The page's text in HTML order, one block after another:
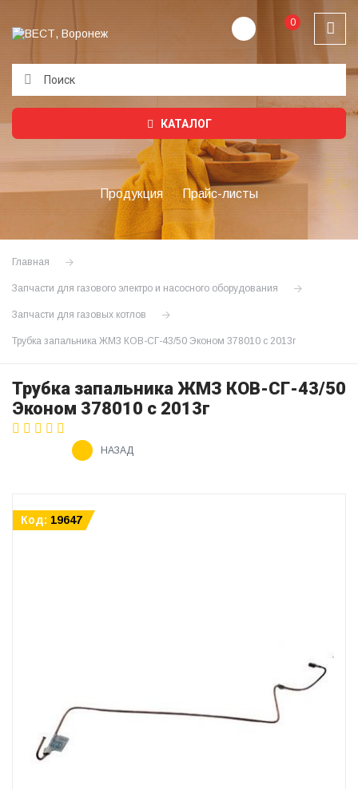
0
КАТАЛОГ
Продукция Прайс-листы
Главная
Запчасти для газового электро и насосного оборудования
Запчасти для газовых котлов
Трубка запальника ЖМЗ КОВ-СГ-43/50 Эконом 378010 с 2013г
Трубка запальника ЖМЗ КОВ-СГ-43/50
Эконом 378010 с 2013г
НАЗАД
Код: 19647